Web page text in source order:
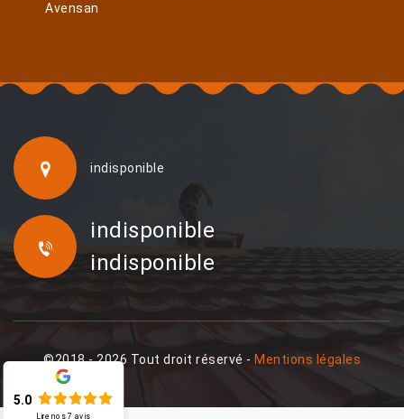
Avensan
indisponible
indisponible
indisponible
©2018 - 2026 Tout droit réservé - Mentions légales
5.0
Lire nos 7 avis